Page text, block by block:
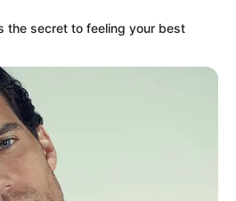
the secret to feeling your best